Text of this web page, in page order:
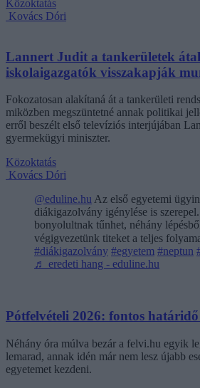
Közoktatás
Kovács Dóri
Lannert Judit a tankerületek
iskolaigazgatók visszakapják
Fokozatosan alakítaná át a tankerületi
miközben megszüntetné annak politikai
erről beszélt első televíziós interjújában
gyermekügyi miniszter.
Közoktatás
Kovács Dóri
@eduline.hu Az első egyetemi
diákigazolvány igénylése is
bonyolultnak tűnhet, néhány
végigvezetünk titeket a teljes
#diákigazolvány #egyetem #neptun
♬ eredeti hang - eduline.hu
Pótfelvételi 2026: fontos
Néhány óra múlva bezár a felvi.hu egyik
lemarad, annak idén már nem lesz újabb
egyetemet kezdeni.